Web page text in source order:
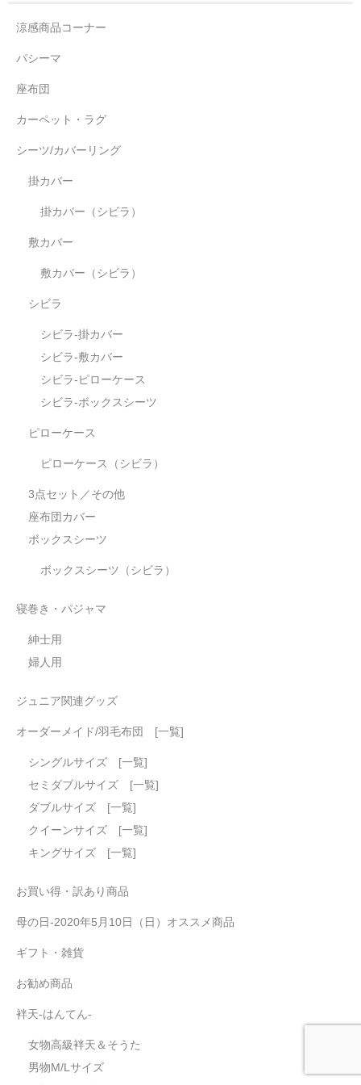
涼感商品コーナー
パシーマ
座布団
カーペット・ラグ
シーツ/カバーリング
掛カバー
掛カバー（シビラ）
敷カバー
敷カバー（シビラ）
シビラ
シビラ-掛カバー
シビラ-敷カバー
シビラ-ピローケース
シビラ-ボックスシーツ
ピローケース
ピローケース（シビラ）
3点セット／その他
座布団カバー
ボックスシーツ
ボックスシーツ（シビラ）
寝巻き・パジャマ
紳士用
婦人用
ジュニア関連グッズ
オーダーメイド/羽毛布団 [一覧]
シングルサイズ [一覧]
セミダブルサイズ [一覧]
ダブルサイズ [一覧]
クイーンサイズ [一覧]
キングサイズ [一覧]
お買い得・訳あり商品
母の日-2020年5月10日（日）オススメ商品
ギフト・雑貨
お勧め商品
袢天-はんてん-
女物高級袢天＆そうた
男物M/Lサイズ